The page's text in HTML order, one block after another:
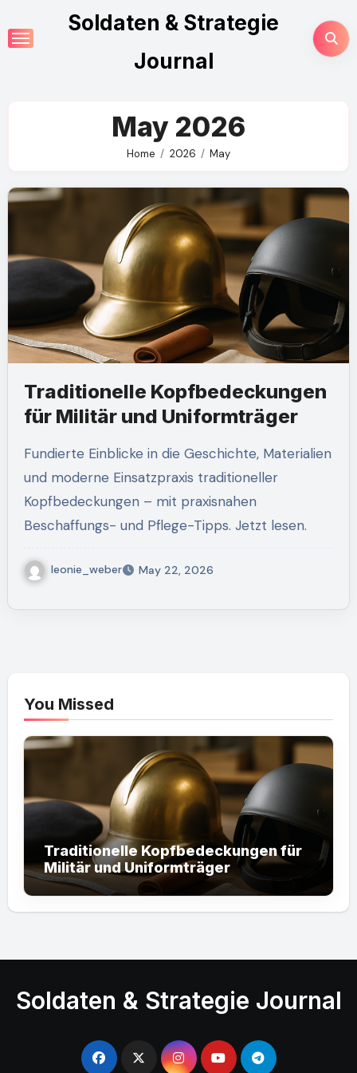
to
Soldaten & Strategie
Journal
May 2026
Home 2026 May
Traditionelle Kopfbedeckungen
für Militär und Uniformträger
Fundierte Einblicke in die Geschichte, Materialien
und moderne Einsatzpraxis traditioneller
Kopfbedeckungen – mit praxisnahen
Beschaffungs- und Pflege-Tipps. Jetzt lesen.
leonie_weber May 22, 2026
You Missed
Traditionelle Kopfbedeckungen für
Militär und Uniformträger
Soldaten & Strategie Journal